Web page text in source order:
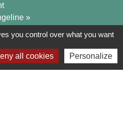
»
de confidentialité -
you control over what you want
all cookies Personalize